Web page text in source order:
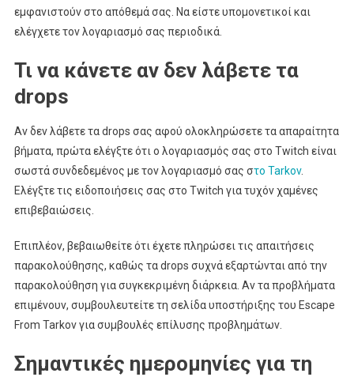
εμφανιστούν στο απόθεμά σας. Να είστε υπομονετικοί και
ελέγχετε τον λογαριασμό σας περιοδικά.
Τι να κάνετε αν δεν λάβετε τα
drops
Αν δεν λάβετε τα drops σας αφού ολοκληρώσετε τα απαραίτητα
βήματα, πρώτα ελέγξτε ότι ο λογαριασμός σας στο Twitch είναι
σωστά συνδεδεμένος με τον λογαριασμό σας στο Tarkov.
Ελέγξτε τις ειδοποιήσεις σας στο Twitch για τυχόν χαμένες
επιβεβαιώσεις.
Επιπλέον, βεβαιωθείτε ότι έχετε πληρώσει τις απαιτήσεις
παρακολούθησης, καθώς τα drops συχνά εξαρτώνται από την
παρακολούθηση για συγκεκριμένη διάρκεια. Αν τα προβλήματα
επιμένουν, συμβουλευτείτε τη σελίδα υποστήριξης του Escape
From Tarkov για συμβουλές επίλυσης προβλημάτων.
Σημαντικές ημερομηνίες για τη